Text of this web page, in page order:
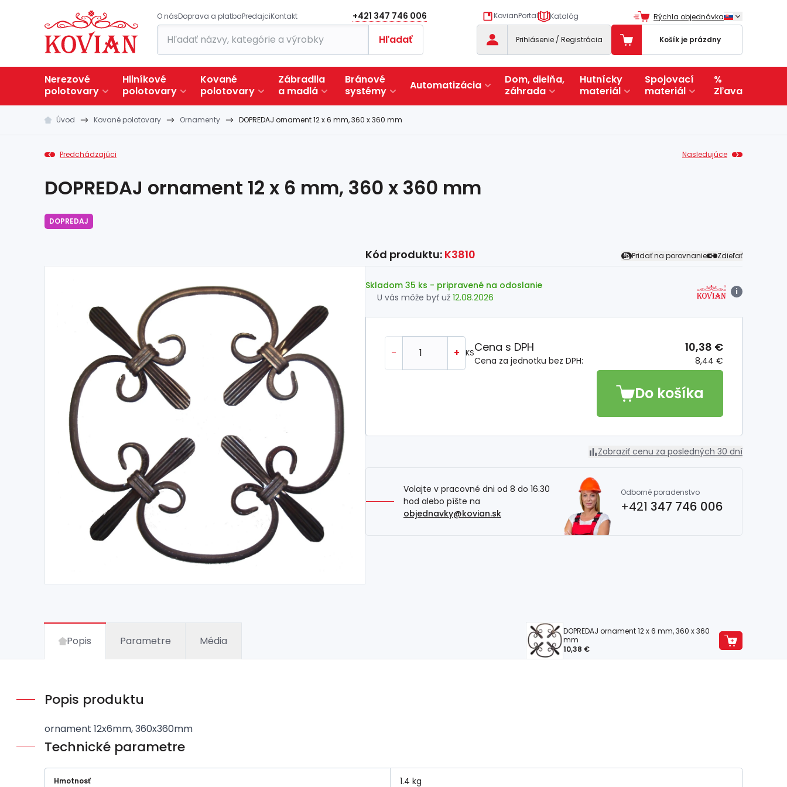
O násDoprava a platbaPredajciKontakt +421 347 746 006 KovianPortal Katalóg Rýchla objednávka
Hľadať Prihlásenie / Registrácia Košík je prázdny
Nerezové
polotovary
Hliníkové
polotovary
Kované
polotovary
Zábradlia
a madlá
Bránové
systémy
Automatizácia
Dom, dielňa,
záhrada
Hutnícky
materiál
Spojovací
materiál
%
Zľava
Úvod Kované polotovary Ornamenty DOPREDAJ ornament 12 x 6 mm, 360 x 360 mm
Predchádzajúci Nasledujúce
DOPREDAJ ornament 12 x 6 mm, 360 x 360 mm
DOPREDAJ
Kód produktu: K3810 Pridať na porovnanie Zdieľať
Skladom 35 ks - pripravené na odoslanie
U vás môže byť už 12.08.2026
i
- + KS
Cena za jednotku bez DPH: 8,44 €
Cena s DPH 10,38 €
Do košíka
Zobraziť cenu za posledných 30 dní
Volajte v pracovné dni od 8 do 16.30
hod alebo píšte na
objednavky@kovian.sk
Odborné poradenstvo
+421 347 746 006
Popis Parametre Média
DOPREDAJ ornament 12 x 6 mm, 360 x 360
mm
10,38 €
Popis produktu
ornament 12x6mm, 360x360mm
Technické parametre
Hmotnosť 1.4 kg